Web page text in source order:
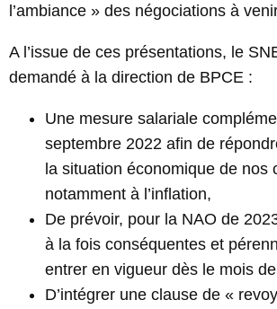
l’ambiance » des négociations à
A l’issue de ces présentations, le
demandé à la direction de BPCE :
Une mesure salariale
septembre 2022 afin de
la situation économique de nos
notamment à l’inflation,
De prévoir, pour la NAO de
à la fois conséquentes et
entrer en vigueur dès le mois
D’intégrer une clause de «